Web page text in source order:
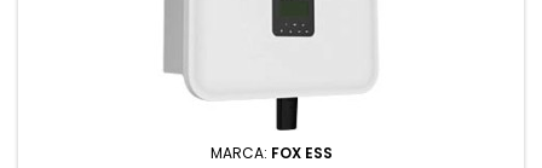
MARCA: FOX ESS